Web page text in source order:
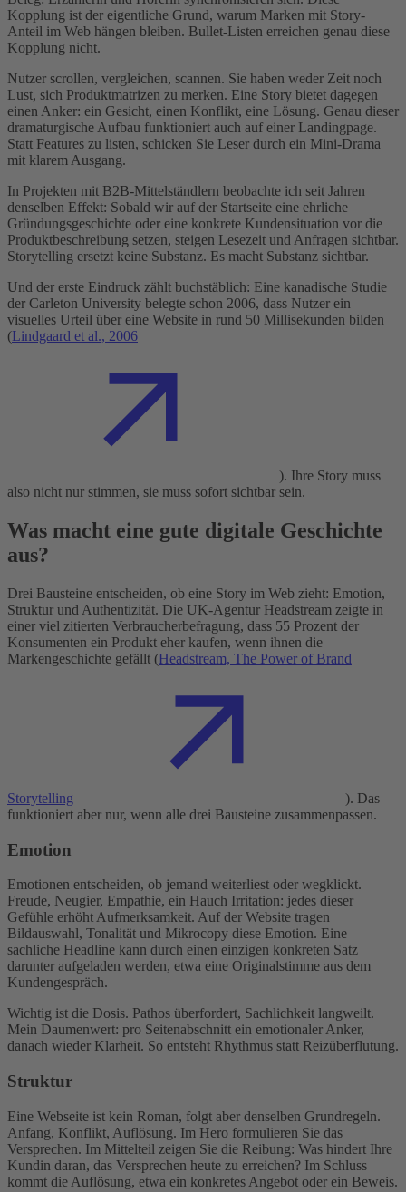
Kopplung ist der eigentliche Grund, warum Marken mit Story-
Anteil im Web hängen bleiben. Bullet-Listen erreichen genau diese
Kopplung nicht.
Nutzer scrollen, vergleichen, scannen. Sie haben weder Zeit noch
Lust, sich Produktmatrizen zu merken. Eine Story bietet dagegen
einen Anker: ein Gesicht, einen Konflikt, eine Lösung. Genau dieser
dramaturgische Aufbau funktioniert auch auf einer Landingpage.
Statt Features zu listen, schicken Sie Leser durch ein Mini-Drama
mit klarem Ausgang.
In Projekten mit B2B-Mittelständlern beobachte ich seit Jahren
denselben Effekt: Sobald wir auf der Startseite eine ehrliche
Gründungsgeschichte oder eine konkrete Kundensituation vor die
Produktbeschreibung setzen, steigen Lesezeit und Anfragen sichtbar.
Storytelling ersetzt keine Substanz. Es macht Substanz sichtbar.
Und der erste Eindruck zählt buchstäblich: Eine kanadische Studie
der Carleton University belegte schon 2006, dass Nutzer ein
visuelles Urteil über eine Website in rund 50 Millisekunden bilden
(Lindgaard et al., 2006
). Ihre Story muss
also nicht nur stimmen, sie muss sofort sichtbar sein.
Was macht eine gute digitale Geschichte
aus?
Drei Bausteine entscheiden, ob eine Story im Web zieht: Emotion,
Struktur und Authentizität. Die UK-Agentur Headstream zeigte in
einer viel zitierten Verbraucherbefragung, dass 55 Prozent der
Konsumenten ein Produkt eher kaufen, wenn ihnen die
Markengeschichte gefällt (Headstream, The Power of Brand
Storytelling
). Das
funktioniert aber nur, wenn alle drei Bausteine zusammenpassen.
Emotion
Emotionen entscheiden, ob jemand weiterliest oder wegklickt.
Freude, Neugier, Empathie, ein Hauch Irritation: jedes dieser
Gefühle erhöht Aufmerksamkeit. Auf der Website tragen
Bildauswahl, Tonalität und Mikrocopy diese Emotion. Eine
sachliche Headline kann durch einen einzigen konkreten Satz
darunter aufgeladen werden, etwa eine Originalstimme aus dem
Kundengespräch.
Wichtig ist die Dosis. Pathos überfordert, Sachlichkeit langweilt.
Mein Daumenwert: pro Seitenabschnitt ein emotionaler Anker,
danach wieder Klarheit. So entsteht Rhythmus statt Reizüberflutung.
Struktur
Eine Webseite ist kein Roman, folgt aber denselben Grundregeln.
Anfang, Konflikt, Auflösung. Im Hero formulieren Sie das
Versprechen. Im Mittelteil zeigen Sie die Reibung: Was hindert Ihre
Kundin daran, das Versprechen heute zu erreichen? Im Schluss
kommt die Auflösung, etwa ein konkretes Angebot oder ein Beweis.